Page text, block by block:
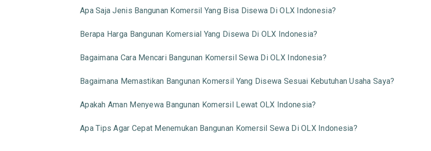
Apa Saja Jenis Bangunan Komersil Yang Bisa Disewa Di OLX Indonesia?
Berapa Harga Bangunan Komersial Yang Disewa Di OLX Indonesia?
Bagaimana Cara Mencari Bangunan Komersil Sewa Di OLX Indonesia?
Bagaimana Memastikan Bangunan Komersil Yang Disewa Sesuai Kebutuhan Usaha Saya?
Apakah Aman Menyewa Bangunan Komersil Lewat OLX Indonesia?
Apa Tips Agar Cepat Menemukan Bangunan Komersil Sewa Di OLX Indonesia?